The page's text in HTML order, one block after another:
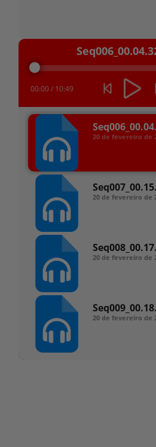
Tocador
áudio
00:00 / 10:49
20 de fevereiro de
20 de fevereiro de
20 de fevereiro de
20 de fevereiro de